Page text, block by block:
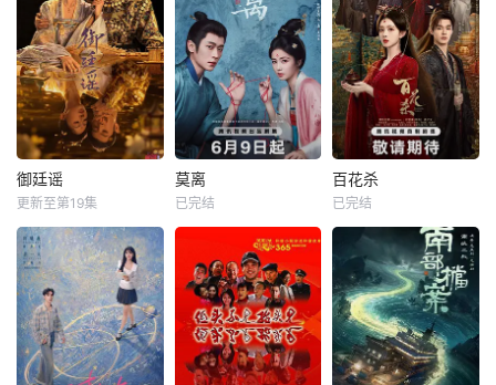
御廷谣
更新至第19集
莫离
已完结
百花杀
已完结